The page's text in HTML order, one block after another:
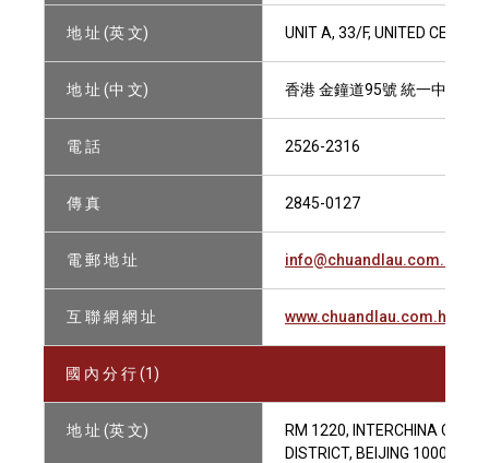
地 址 (英 文) UNIT A, 33/F, UNITED
地 址 (中 文) 香港 金鐘道95號 統一中心33
電 話 2526-2316
傳 真 2845-0127
電 郵 地 址 info@chuandlau.com.hk
互 聯 網 網 址 www.chuandlau.com.hk
國 內 分 行 (1)
地 址 (英 文)
RM 1220, INTERCHINA
DISTRICT, BEIJING 100006,